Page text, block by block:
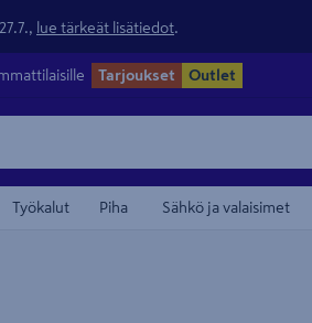
lue tärkeät lisätiedot
Tarjoukset Outlet
Työkalut Piha Sähkö ja valaisimet